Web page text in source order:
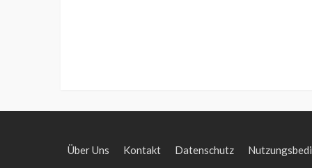
Über Uns Kontakt Datenschutz